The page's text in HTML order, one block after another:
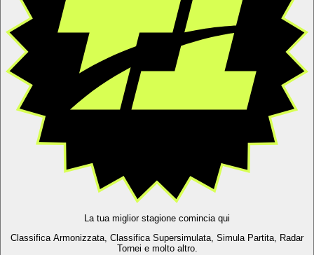
La tua miglior stagione comincia qui
Classifica Armonizzata, Classifica Supersimulata, Simula Partita, Radar
Tornei e molto altro.